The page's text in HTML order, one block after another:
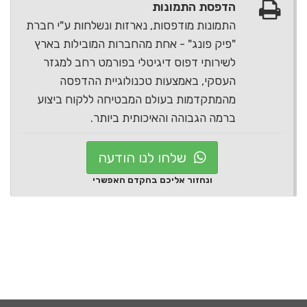
הדפסת התמונות
התמונות מודפסות, נארזות ונשלחות ע"י חברת
"פיק פונג" - אחת מהחברות המובילות בארץ
לשירותי דפוס דיגיטלי בפורמט רחב למגזר
העסקי, באמצעות טכנולוגיית ההדפסה
מהמתקדמות בעולם המבטיחה ללקוח ביצוע
ברמה הגבוהה והאיכותית ביותר.
שלחו לנו הודעה
ונחזור אליכם בהקדם האפשרי